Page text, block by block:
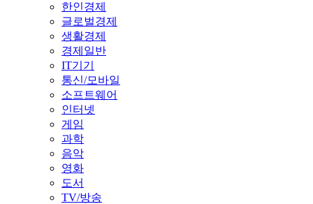
한인경제
글로벌경제
생활경제
경제일반
IT기기
통신/모바일
소프트웨어
인터넷
게임
과학
음악
영화
도서
TV/방송